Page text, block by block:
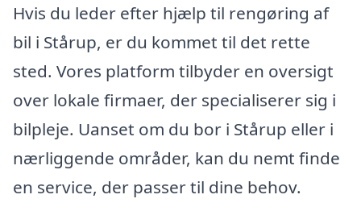
Hvis du leder efter hjælp til rengøring af
bil i Stårup, er du kommet til det rette
sted. Vores platform tilbyder en oversigt
over lokale firmaer, der specialiserer sig i
bilpleje. Uanset om du bor i Stårup eller i
nærliggende områder, kan du nemt finde
en service, der passer til dine behov.